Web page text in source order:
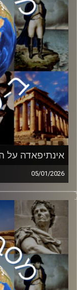
קרדיט תמונות:
אינתיפאדה על
05/01/2026
המלחמה שניהלה
הבעיות
היא המלחמה על
ומחברת הספר
בחזית ההסברה
קרדיט תמונות: